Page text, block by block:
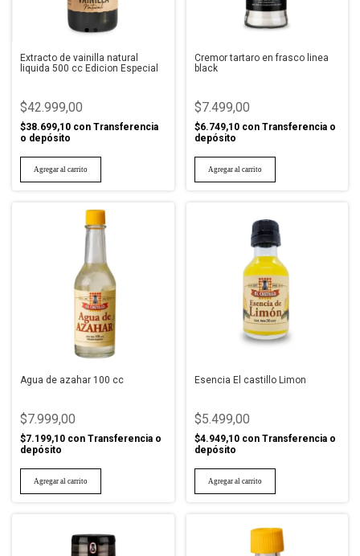
Extracto de vainilla natural
liquida 500 cc Edicion Especial
$42.999,00
$38.699,10 con Transferencia
o depósito
Cremor tartaro en frasco linea
black
$7.499,00
$6.749,10 con Transferencia o
depósito
Agua de azahar 100 cc
$7.999,00
$7.199,10 con Transferencia o
depósito
Esencia El castillo Limon
$5.499,00
$4.949,10 con Transferencia o
depósito